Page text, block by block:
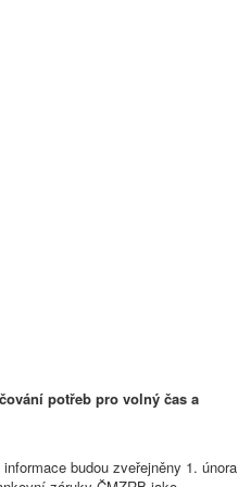
potřeb pro volný čas a
budou zveřejněny 1. února